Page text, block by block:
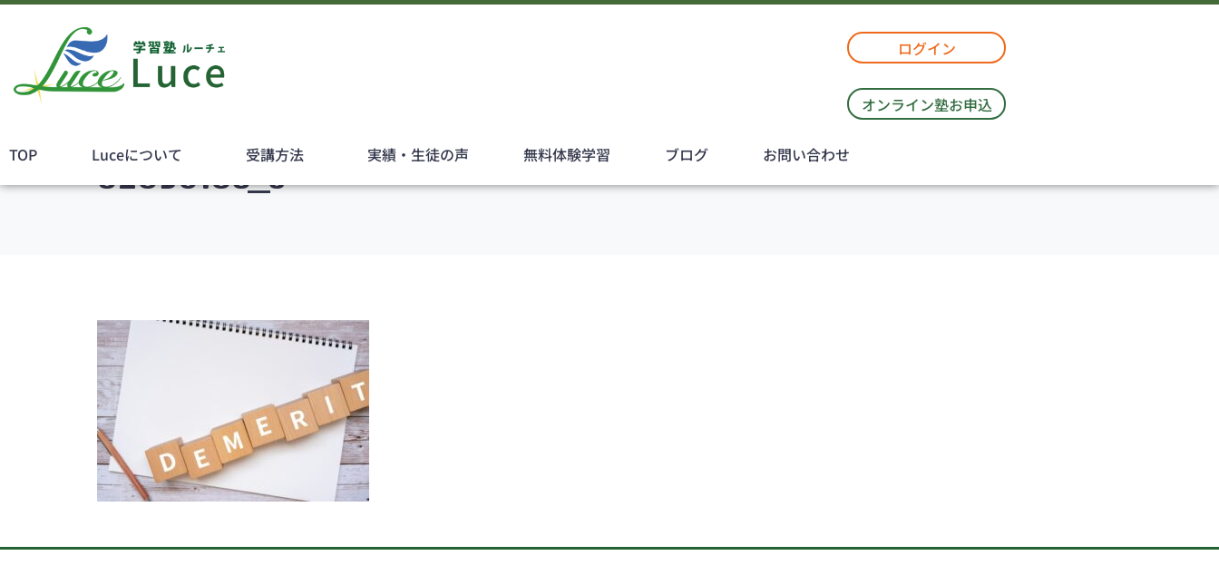
ログイン
オンライン塾お申込
TOP Luceについて 受講方法 実績・生徒の声 無料体験学習 ブログ お問い合わせ
32695103_s